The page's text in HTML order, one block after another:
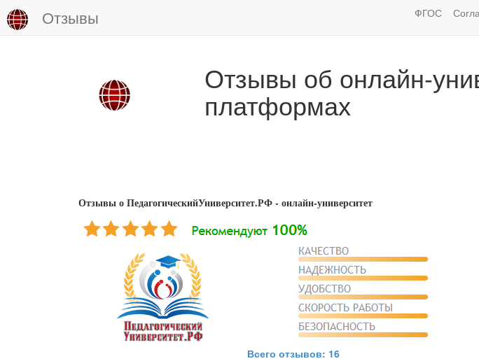
Отзывы ФГОС
Отзывы об онлайн-
платформах
Отзывы о ПедагогическийУниверситет.РФ - онлайн-университет
Всего отзывов: 16